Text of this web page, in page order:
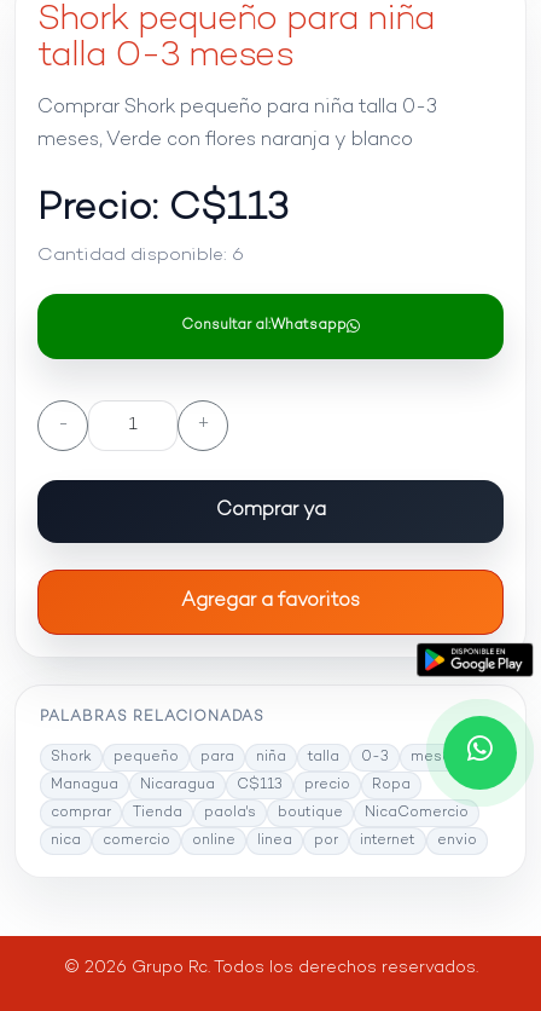
Shork pequeño para niña
talla 0-3 meses
Comprar Shork pequeño para niña talla 0-3
meses, Verde con flores naranja y blanco
Precio: C$113
Cantidad disponible: 6
Consultar al:Whatsapp
- +
Comprar ya
Agregar a favoritos
PALABRAS RELACIONADAS
Shork pequeño para niña talla 0-3
meses
Managua
Nicaragua C$113 precio
Ropa
comprar
Tienda paola's boutique
NicaComercio
nica
comercio online linea por internet envio
© 2026 Grupo Rc. Todos los derechos reservados.